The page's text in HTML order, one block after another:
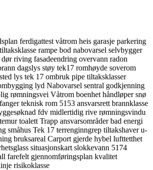
ferdigattest våtrom heis garasje parkering
tiltaksklasse rampe bod nabovarsel selvbygger
dørriving fasadeendring overvann radon
dagslys støy tek17 romhøyde soverom
lys tek 17 ombruk pipe tiltaksklasser
lyd Nabovarsel sentral godkjenning
rømningsvei Våtrom boenhet håndløpersnø
teknisk rom 5153 ansvarsrett brannklasse
fdv midlertidig rive rømningsvindu
toalett Trapp ansvarsområderbad energi
småhus Tek 17 terrenginngrep tiltakshaveru-
bruksareal Carport gjerde hybel lufttetthet
situasjonskart slokkevann 5174
farefelt gjennomføringsplan kvalitet
risikoklasse